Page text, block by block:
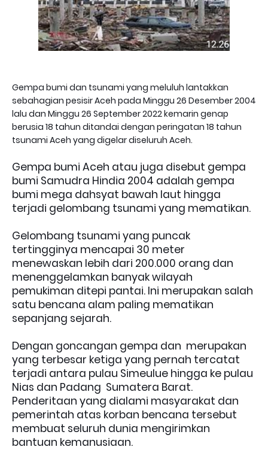
Gempa bumi dan tsunami yang meluluh lantakkan
sebahagian pesisir Aceh pada Minggu 26 Desember 2004
lalu dan Minggu 26 September 2022 kemarin genap
berusia 18 tahun ditandai dengan peringatan 18 tahun
tsunami Aceh yang digelar diseluruh Aceh.
Gempa bumi Aceh atau juga disebut gempa
bumi Samudra Hindia 2004 adalah gempa
bumi mega dahsyat bawah laut hingga
terjadi gelombang tsunami yang mematikan.
Gelombang tsunami yang puncak
tertingginya mencapai 30 meter
menewaskan lebih dari 200.000 orang dan
menenggelamkan banyak wilayah
pemukiman ditepi pantai. Ini merupakan salah
satu bencana alam paling mematikan
sepanjang sejarah.
Dengan goncangan gempa dan merupakan
yang terbesar ketiga yang pernah tercatat
terjadi antara pulau Simeulue hingga ke pulau
Nias dan Padang Sumatera Barat.
Penderitaan yang dialami masyarakat dan
pemerintah atas korban bencana tersebut
membuat seluruh dunia mengirimkan
bantuan kemanusiaan.